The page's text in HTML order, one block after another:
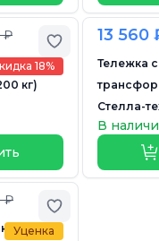
Добавить в
18%
₽
кг)
13 560
Тележка
Стелла-
В
Добавить в
Уценка
₽
с